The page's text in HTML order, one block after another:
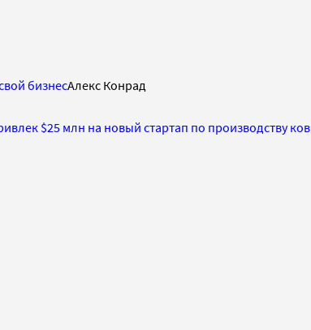
бизнесАлекс Конрад
$25 млн на новый стартап по производству